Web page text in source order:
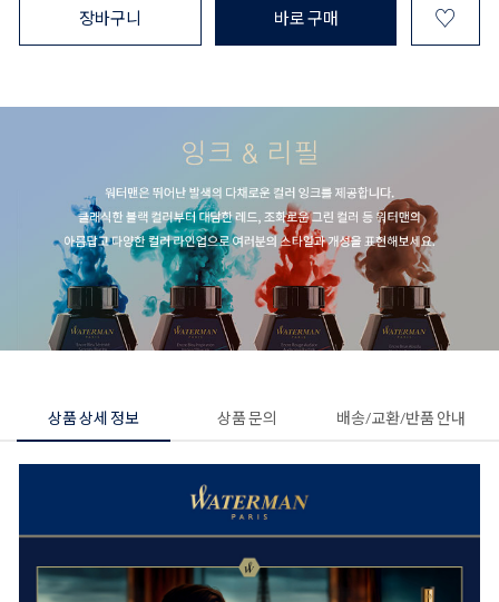
장바구니 바로 구매 ♡
상품 상세 정보 상품 문의 배송/교환/반품 안내